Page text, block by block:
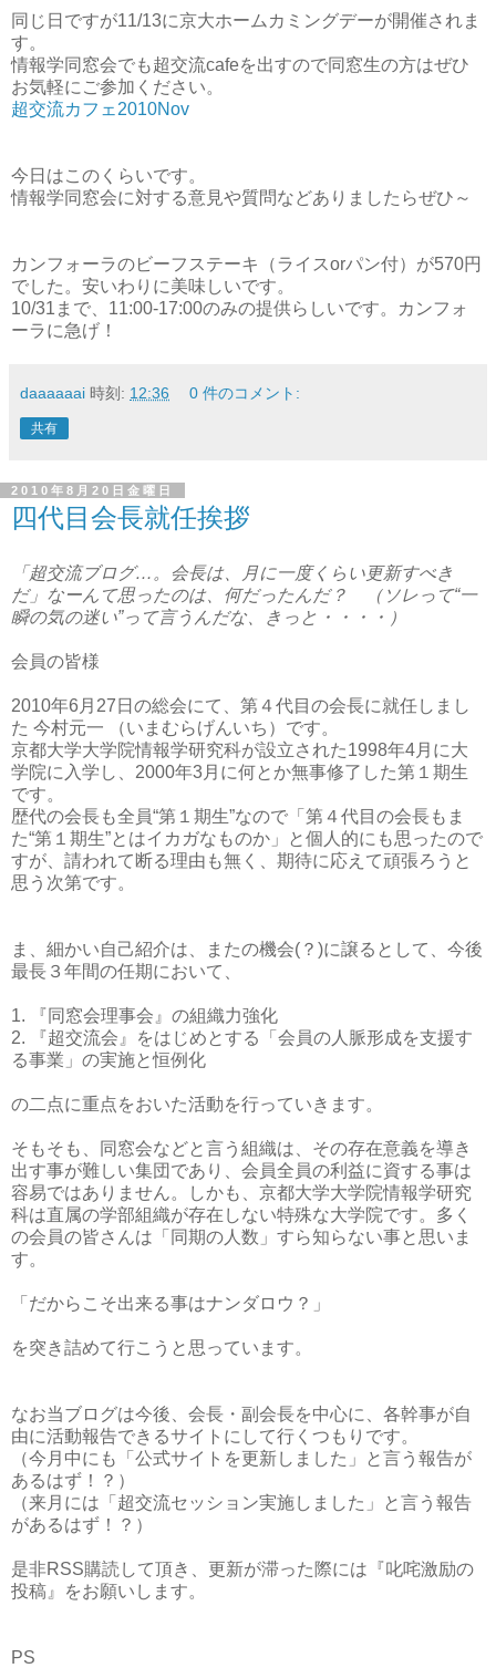
同じ日ですが11/13に京大ホームカミングデーが開催されま
す。
情報学同窓会でも超交流cafeを出すので同窓生の方はぜひ
お気軽にご参加ください。
超交流カフェ2010Nov
今日はこのくらいです。
情報学同窓会に対する意見や質問などありましたらぜひ～
カンフォーラのビーフステーキ（ライスorパン付）が570円
でした。安いわりに美味しいです。
10/31まで、11:00-17:00のみの提供らしいです。カンフォ
ーラに急げ！
daaaaaai 時刻: 12:36 0 件のコメント:
共有
2010年8月20日金曜日
四代目会長就任挨拶
「超交流ブログ…。会長は、月に一度くらい更新すべき
だ」なーんて思ったのは、何だったんだ？ （ソレって“一
瞬の気の迷い”って言うんだな、きっと・・・・）
会員の皆様
2010年6月27日の総会にて、第４代目の会長に就任しまし
た 今村元一 （いまむらげんいち）です。
京都大学大学院情報学研究科が設立された1998年4月に大
学院に入学し、2000年3月に何とか無事修了した第１期生
です。
歴代の会長も全員“第１期生”なので「第４代目の会長もま
た“第１期生”とはイカガなものか」と個人的にも思ったので
すが、請われて断る理由も無く、期待に応えて頑張ろうと
思う次第です。
ま、細かい自己紹介は、またの機会(？)に譲るとして、今後
最長３年間の任期において、
1. 『同窓会理事会』の組織力強化
2. 『超交流会』をはじめとする「会員の人脈形成を支援す
る事業」の実施と恒例化
の二点に重点をおいた活動を行っていきます。
そもそも、同窓会などと言う組織は、その存在意義を導き
出す事が難しい集団であり、会員全員の利益に資する事は
容易ではありません。しかも、京都大学大学院情報学研究
科は直属の学部組織が存在しない特殊な大学院です。多く
の会員の皆さんは「同期の人数」すら知らない事と思いま
す。
「だからこそ出来る事はナンダロウ？」
を突き詰めて行こうと思っています。
なお当ブログは今後、会長・副会長を中心に、各幹事が自
由に活動報告できるサイトにして行くつもりです。
（今月中にも「公式サイトを更新しました」と言う報告が
あるはず！？）
（来月には「超交流セッション実施しました」と言う報告
があるはず！？）
是非RSS購読して頂き、更新が滞った際には『叱咤激励の
投稿』をお願いします。
PS